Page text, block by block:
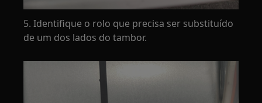
5. Identifique o rolo que precisa ser substituído
de um dos lados do tambor.